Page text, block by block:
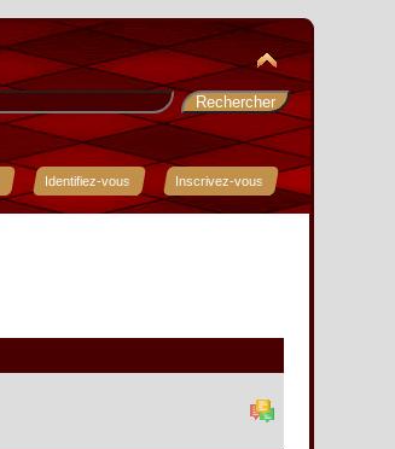
Identifiez-vous Inscrivez-vous